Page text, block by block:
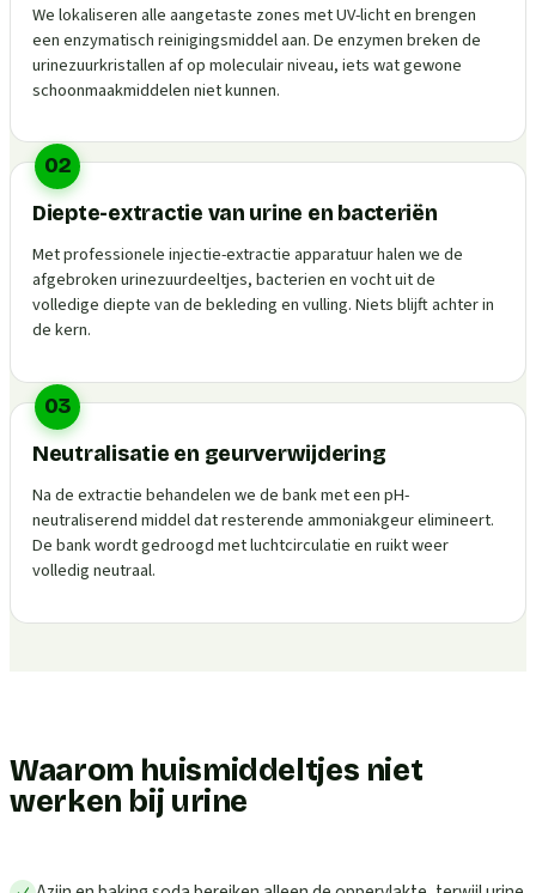
We lokaliseren alle aangetaste zones met UV-licht en brengen
een enzymatisch reinigingsmiddel aan. De enzymen breken de
urinezuurkristallen af op moleculair niveau, iets wat gewone
schoonmaakmiddelen niet kunnen.
02
Diepte-extractie van urine en bacteriën
Met professionele injectie-extractie apparatuur halen we de
afgebroken urinezuurdeeltjes, bacterien en vocht uit de
volledige diepte van de bekleding en vulling. Niets blijft achter in
de kern.
03
Neutralisatie en geurverwijdering
Na de extractie behandelen we de bank met een pH-
neutraliserend middel dat resterende ammoniakgeur elimineert.
De bank wordt gedroogd met luchtcirculatie en ruikt weer
volledig neutraal.
Waarom huismiddeltjes niet
werken bij urine